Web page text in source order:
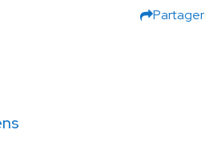
Partager